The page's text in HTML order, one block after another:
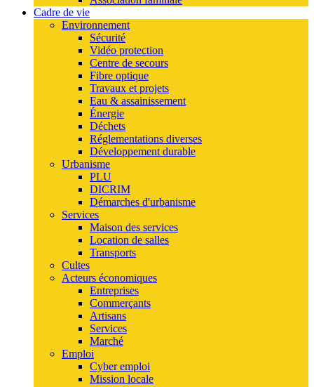
Cadre de vie
Environnement
Sécurité
Vidéo protection
Centre de secours
Fibre optique
Travaux et projets
Eau & assainissement
Énergie
Déchets
Réglementations diverses
Développement durable
Urbanisme
PLU
DICRIM
Démarches d'urbanisme
Services
Maison des services
Location de salles
Transports
Cultes
Acteurs économiques
Entreprises
Commerçants
Artisans
Services
Marché
Emploi
Cyber emploi
Mission locale